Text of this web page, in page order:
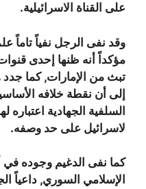
على القناة الاسرائيلية.
وقد نفى الرجل نفياً تاماً
مؤكداً أنه ظنها إحدى
تبث من الإمارات, كما
إلى أن نقطة خلافه
السلفية الجهادية اعتباره
لاسرائيل على حد وصفه.
كما نفى الدغيم وجوده
الإسلامي السوري, داعياً